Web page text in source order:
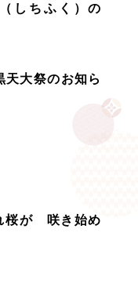
しちふく）の
天大祭のお知ら
桜が 咲き始め